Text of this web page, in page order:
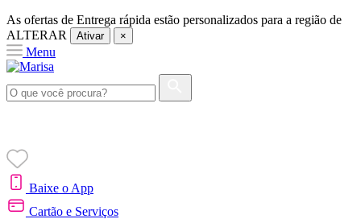
As ofertas de Entrega rápida estão personalizados para a região de
ALTERAR
Ativar ×
Menu
Baixe o App
Cartão e Serviços